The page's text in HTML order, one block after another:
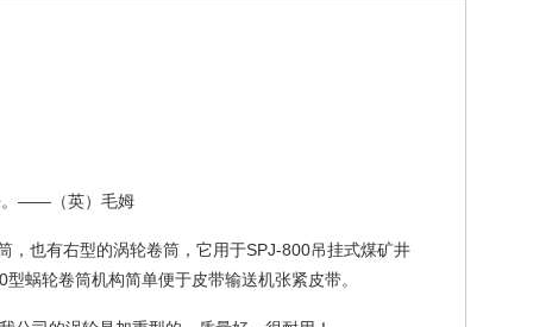
——（英）毛姆
，也有右型的涡轮卷筒，它用于SPJ-800吊挂式煤矿井
型蜗轮卷筒机构简单便于皮带输送机张紧皮带。